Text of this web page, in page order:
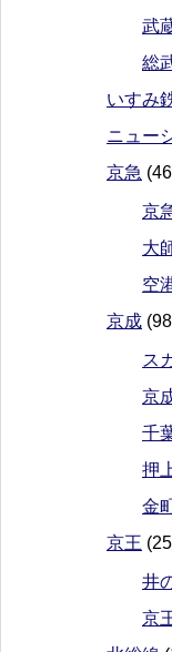
武
総
いすみ
ニュー
京急
京
大
空
京成
ス
京
千
押
金
京王
井
京